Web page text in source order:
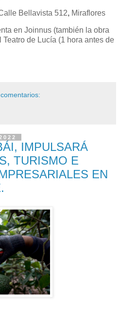
Bellavista 512, Miraflores
en Joinnus (también la obra
de Lucía (1 hora antes de
IMPULSARÁ
TURISMO E
EN